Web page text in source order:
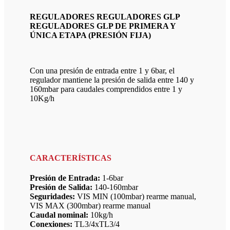
REGULADORES REGULADORES GLP
REGULADORES GLP DE PRIMERA Y
ÚNICA ETAPA (PRESIÓN FIJA)
Con una presión de entrada entre 1 y 6bar, el
regulador mantiene la presión de salida entre 140 y
160mbar para caudales comprendidos entre 1 y
10Kg/h
CARACTERÍSTICAS
Presión de Entrada: 1-6bar
Presión de Salida: 140-160mbar
Seguridades: VIS MIN (100mbar) rearme manual,
VIS MAX (300mbar) rearme manual
Caudal nominal: 10kg/h
Conexiones: TL3/4xTL3/4